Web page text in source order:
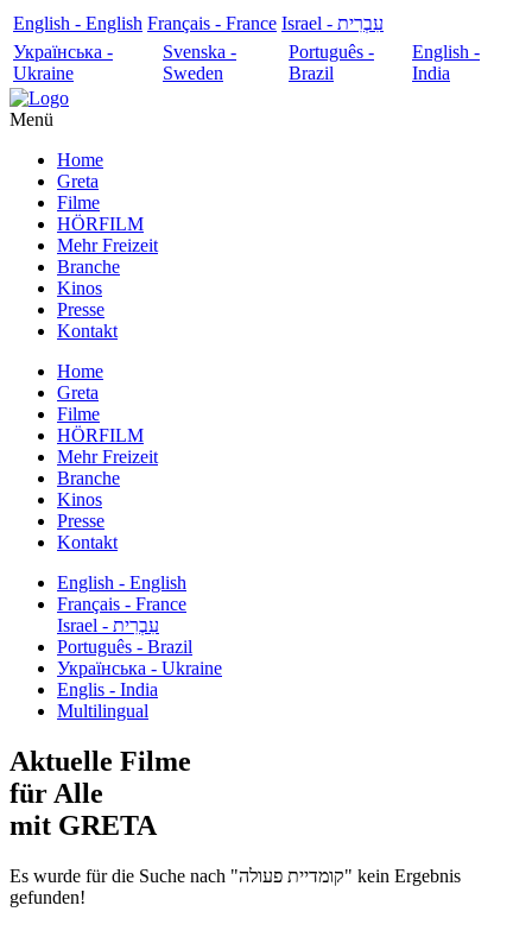
English - English Français - France
עִבְרִית - Israel
Українська -
Ukraine
Svenska -
Sweden
Português -
Brazil
English -
India
Menü
Home
Greta
Filme
HÖRFILM
Mehr Freizeit
Branche
Kinos
Presse
Kontakt
Home
Greta
Filme
HÖRFILM
Mehr Freizeit
Branche
Kinos
Presse
Kontakt
English - English
Français - France
עִבְרִית - Israel
Português - Brazil
Українська - Ukraine
Englis - India
Multilingual
Aktuelle Filme
für Alle
mit GRETA
Es wurde für die Suche nach "קומדיית פעולה" kein Ergebnis
gefunden!